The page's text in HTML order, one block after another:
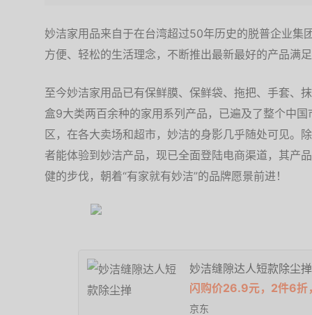
妙洁家用品来自于在台湾超过50年历史的脱普企业集
方便、轻松的生活理念，不断推出最新最好的产品满
至今妙洁家用品已有保鲜膜、保鲜袋、拖把、手套、
盒9大类两百余种的家用系列产品，已遍及了整个中
区，在各大卖场和超市，妙洁的身影几乎随处可见。
者能体验到妙洁产品，现已全面登陆电商渠道，其产
健的步伐，朝着“有家就有妙洁”的品牌愿景前进！
妙洁缝隙达人短款除尘掸
闪购价26.9元，2件6折
京东